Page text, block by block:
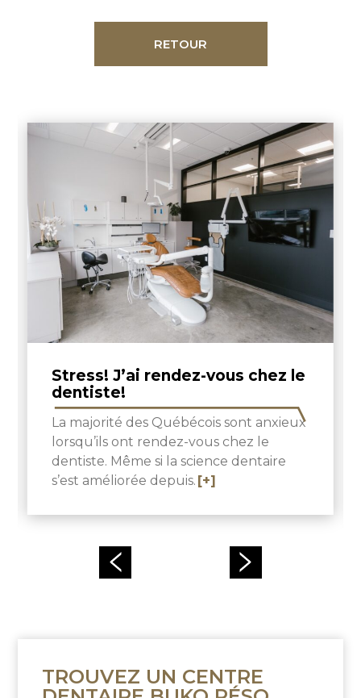
RETOUR
Stress! J’ai rendez-vous chez le
dentiste!
La majorité des Québécois sont anxieux
lorsqu’ils ont rendez-vous chez le
dentiste. Même si la science dentaire
s’est améliorée depuis. [+]
TROUVEZ UN CENTRE